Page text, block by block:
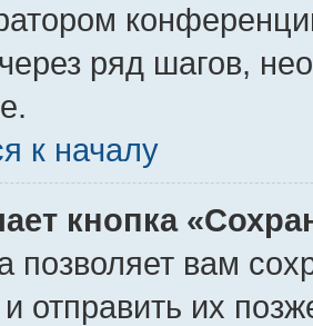
ряд шагов,
к началу
кнопка
позволяет вам
и отправить их